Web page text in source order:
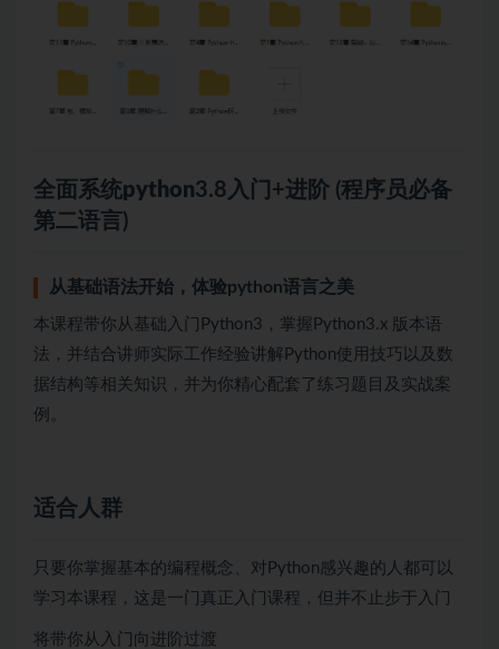
全面系统python3.8入门+进阶 (程序员必备
第二语言)
从基础语法开始，体验python语言之美
本课程带你从基础入门Python3，掌握Python3.x 版本语
法，并结合讲师实际工作经验讲解Python使用技巧以及数
据结构等相关知识，并为你精心配套了练习题目及实战案
例。
适合人群
只要你掌握基本的编程概念、对Python感兴趣的人都可以
学习本课程，这是一门真正入门课程，但并不止步于入门
将带你从入门向进阶过渡